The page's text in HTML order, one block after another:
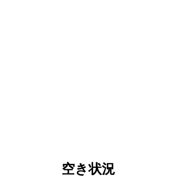
空き状況